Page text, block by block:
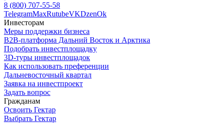
8 (800) 707-55-58
TelegramMaxRutubeVKDzenOk
Инвесторам
Меры поддержки бизнеса
B2B-платформа Дальний Восток и Арктика
Подобрать инвестплощадку
3D-туры инвестплощадок
Как использовать преференции
Дальневосточный квартал
Заявка на инвестпроект
Задать вопрос
Гражданам
Освоить Гектар
Выбрать Гектар